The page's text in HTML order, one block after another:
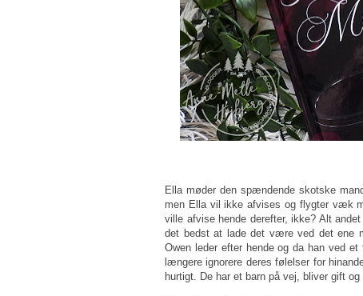
Ella møder den spændende skotske
men Ella vil ikke afvises og flygter væk
ville afvise hende derefter, ikke? Alt
det bedst at lade det være ved det ene
Owen leder efter hende og da han ved
længere ignorere deres følelser for
hurtigt. De har et barn på vej, bliver gift